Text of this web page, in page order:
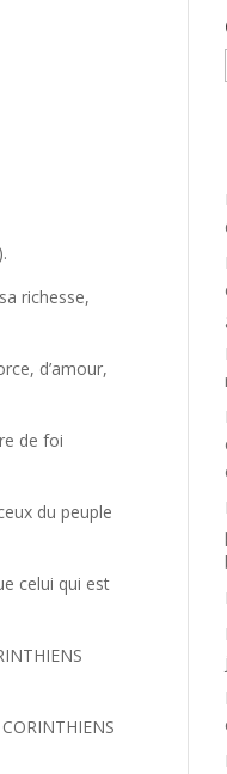
richesse,
d’amour,
de foi
du peuple
celui qui est